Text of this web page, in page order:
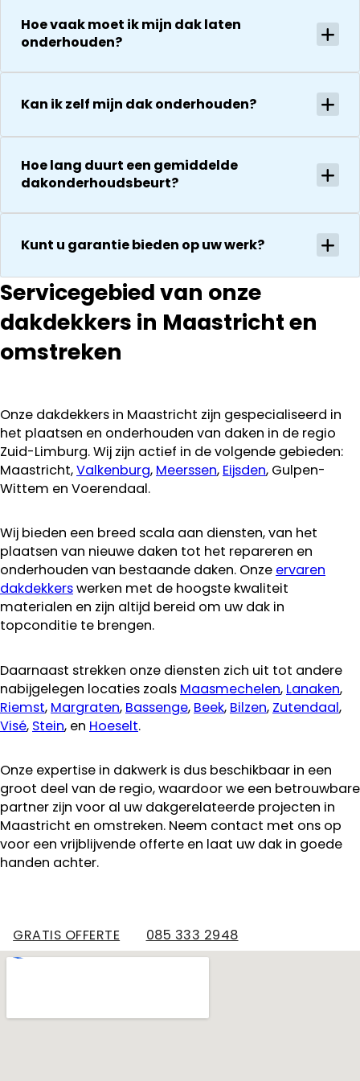
droog!!! Dus
zeker een 5
sterren review
waard door
en snelle
vervolgens
conform
afspraak en
onverwachte
zaken die ze
worden
vakkundig
gerepareerd
kosten. Maar
ook dan
communeren
ze goed en
kan ze
aanraden.
Hoe vaak moet ik mijn dak laten
onderhouden?
Kan ik zelf mijn dak onderhouden?
Hoe lang duurt een gemiddelde
dakonderhoudsbeurt?
Kunt u garantie bieden op uw werk?
Servicegebied van onze
dakdekkers in Maastricht en
omstreken
Onze dakdekkers in Maastricht zijn gespecialiseerd in
het plaatsen en onderhouden van daken in de regio
Zuid-Limburg. Wij zijn actief in de volgende gebieden:
Maastricht,Valkenburg, Meerssen, Eijsden, Gulpen-
Wittem en Voerendaal.
Wij bieden een breed scala aan diensten, van het
plaatsen van nieuwe daken tot het repareren en
onderhouden van bestaande daken. Onze ervaren
dakdekkerswerken met de hoogste kwaliteit
materialen en zijn altijd bereid om uw dak in
topconditie te brengen.
Daarnaast strekken onze diensten zich uit tot andere
nabijgelegen locaties zoals Maasmechelen, Lanaken,
Riemst, Margraten, Bassenge, Beek, Bilzen, Zutendaal,
Visé, Stein, en Hoeselt.
Onze expertise in dakwerk is dus beschikbaar in een
groot deel van de regio, waardoor we een betrouwbare
partner zijn voor al uw dakgerelateerde projecten in
Maastricht en omstreken. Neem contact met ons op
voor een vrijblijvende offerte en laat uw dak in goede
handen achter.
GRATIS OFFERTE 085 333 2948